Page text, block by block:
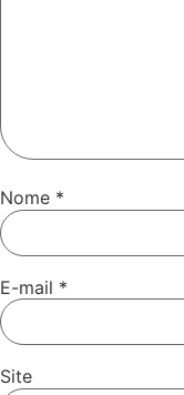
Nome *
E-mail *
Site